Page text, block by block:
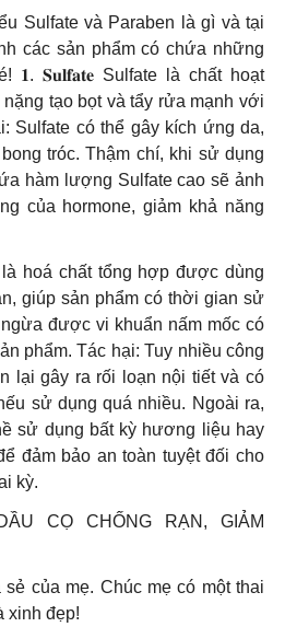
Sulfate và Paraben là gì và tại
các sản phẩm có chứa những
𝟏. 𝐒𝐮𝐥𝐟𝐚𝐭𝐞 Sulfate là chất hoạt
tạo bọt và tẩy rửa mạnh với
Sulfate có thể gây kích ứng da,
tróc. Thậm chí, khi sử dụng
hàm lượng Sulfate cao sẽ ảnh
của hormone, giảm khả năng
là hoá chất tổng hợp được dùng
giúp sản phẩm có thời gian sử
được vi khuẩn nấm mốc có
phẩm. Tác hại: Tuy nhiều công
lại gây ra rối loạn nội tiết và có
sử dụng quá nhiều. Ngoài ra,
sử dụng bất kỳ hương liệu hay
đảm bảo an toàn tuyệt đối cho
kỳ.
CỌ CHỐNG RẠN, GIẢM
của mẹ. Chúc mẹ có một thai
xinh đẹp!